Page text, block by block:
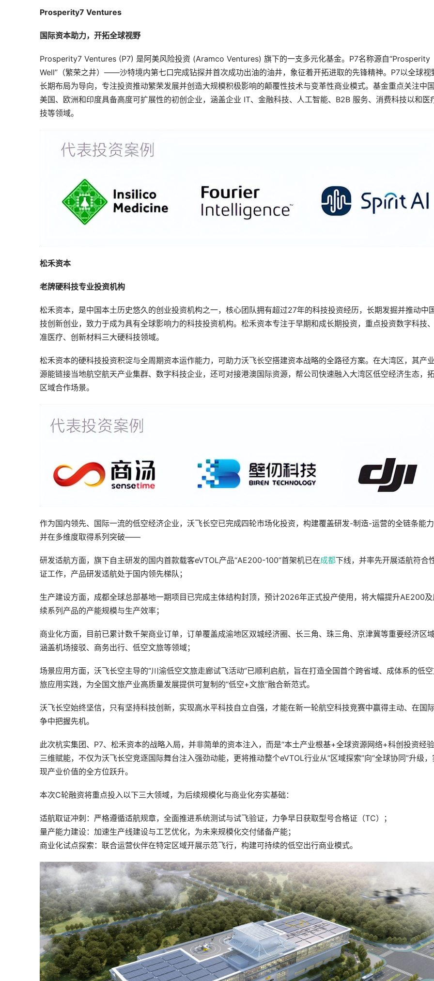
Prosperity7 Ventures
国际资本助力，开拓全球视野
Prosperity7 Ventures (P7) 是阿美风险投资 (Aramco Ventures) 旗下的一支多元化基金。P7名称源自“Prosperity
Well”（繁荣之井）——沙特境内第七口完成钻探并首次成功出油的油井，象征着开拓进取的先锋精神。P7以全球视
长期布局为导向，专注投资推动繁荣发展并创造大规模积极影响的颠覆性技术与变革性商业模式。基金重点关注中国
美国、欧洲和印度具备高度可扩展性的初创企业，涵盖企业 IT、金融科技、人工智能、B2B 服务、消费科技以和医
技等领域。
松禾资本
老牌硬科技专业投资机构
松禾资本，是中国本土历史悠久的创业投资机构之一，核心团队拥有超过27年的科技投资经历，长期发掘并推动中
技创新创业，致力于成为具有全球影响力的科技投资机构。松禾资本专注于早期和成长期投资，重点投资数字科技
准医疗、创新材料三大硬科技领域。
松禾资本的硬科技投资积淀与全周期资本运作能力，可助力沃飞长空搭建资本战略的全路径方案。在大湾区，其产
源能链接当地航空航天产业集群、数字科技企业，还可对接港澳国际资源，帮公司快速融入大湾区低空经济生态，
区域合作场景。
作为国内领先、国际一流的低空经济企业，沃飞长空已完成四轮市场化投资，构建覆盖研发-制造-运营的全链条能力
并在多维度取得系列突破——
研发适航方面，旗下自主研发的国内首款载客eVTOL产品“AE200-100”首架机已在成都下线，并率先开展适航符合
证工作，产品研发适航处于国内领先梯队；
生产建设方面，成都全球总部基地一期项目已完成主体结构封顶，预计2026年正式投产使用，将大幅提升AE200
续系列产品的产能规模与生产效率；
商业化方面，目前已累计数千架商业订单，订单覆盖成渝地区双城经济圈、长三角、珠三角、京津冀等重要经济区域
涵盖机场接驳、商务出行、低空文旅等领域；
场景应用方面，沃飞长空主导的“川渝低空文旅走廊试飞活动”已顺利启航，旨在打造全国首个跨省域、成体系的低
旅应用实践，为全国文旅产业高质量发展提供可复制的“低空+文旅”融合新范式。
沃飞长空始终坚信，只有坚持科技创新，实现高水平科技自立自强，才能在新一轮航空科技竞赛中赢得主动、在国
争中把握先机。
此次杭实集团、P7、松禾资本的战略入局，并非简单的资本注入，而是“本土产业根基+全球资源网络+科创投资经
三维赋能，不仅为沃飞长空竞逐国际舞台注入强劲动能，更将推动整个eVTOL行业从“区域探索”向“全球协同”升级，
现产业价值的全方位跃升。
本次C轮融资将重点投入以下三大领域，为后续规模化与商业化夯实基础：
适航取证冲刺：严格遵循适航规章，全面推进系统测试与试飞验证，力争早日获取型号合格证（TC）；
量产能力建设：加速生产线建设与工艺优化，为未来规模化交付储备产能；
商业化试点探索：联合运营伙伴在特定区域开展示范飞行，构建可持续的低空出行商业模式。